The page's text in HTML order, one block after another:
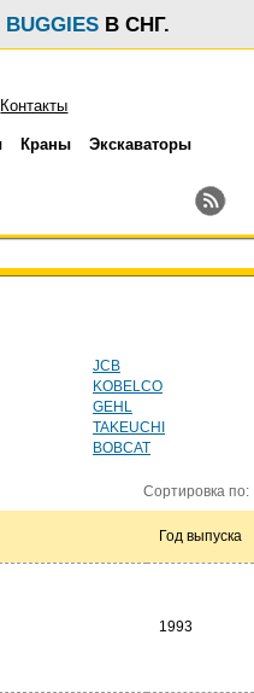
BUGGIES В СНГ.
Контакты
Краны Экскаваторы
JCB
KOBELCO
GEHL
TAKEUCHI
BOBCAT
Сортировка по:
Год выпуска
1993